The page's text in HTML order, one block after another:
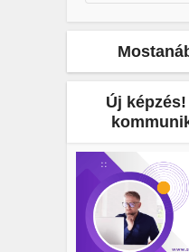
Új